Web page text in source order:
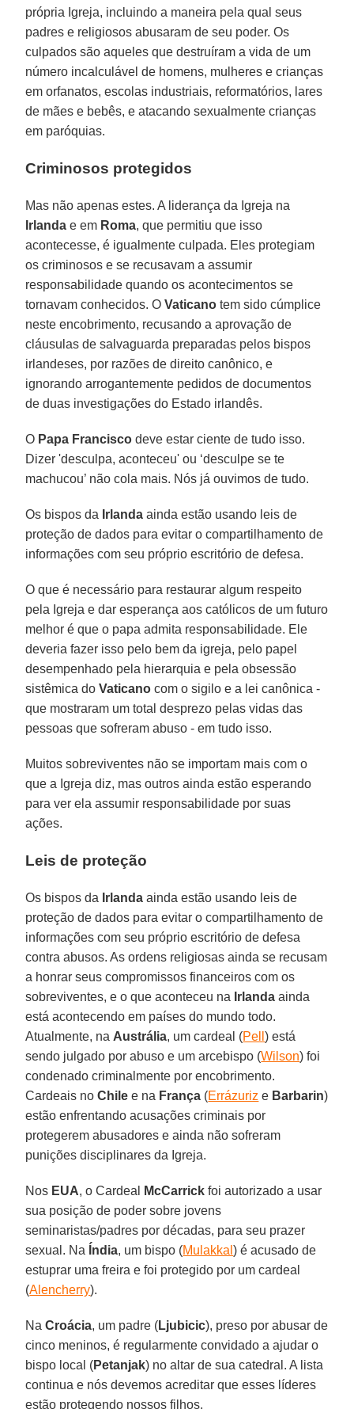
própria Igreja, incluindo a maneira pela qual seus
padres e religiosos abusaram de seu poder. Os
culpados são aqueles que destruíram a vida de um
número incalculável de homens, mulheres e crianças
em orfanatos, escolas industriais, reformatórios, lares
de mães e bebês, e atacando sexualmente crianças
em paróquias.
Criminosos protegidos
Mas não apenas estes. A liderança da Igreja na
Irlanda e em Roma, que permitiu que isso
acontecesse, é igualmente culpada. Eles protegiam
os criminosos e se recusavam a assumir
responsabilidade quando os acontecimentos se
tornavam conhecidos. OVaticano tem sido cúmplice
neste encobrimento, recusando a aprovação de
cláusulas de salvaguarda preparadas pelos bispos
irlandeses, por razões de direito canônico, e
ignorando arrogantemente pedidos de documentos
de duas investigações do Estado irlandês.
O Papa Francisco deve estar ciente de tudo isso.
Dizer 'desculpa, aconteceu' ou ‘desculpe se te
machucou’ não cola mais. Nós já ouvimos de tudo.
Os bispos da Irlanda ainda estão usando leis de
proteção de dados para evitar o compartilhamento de
informações com seu próprio escritório de defesa.
O que é necessário para restaurar algum respeito
pela Igreja e dar esperança aos católicos de um futuro
melhor é que o papa admita responsabilidade. Ele
deveria fazer isso pelo bem da igreja, pelo papel
desempenhado pela hierarquia e pela obsessão
sistêmica doVaticano com o sigilo e a lei canônica -
que mostraram um total desprezo pelas vidas das
pessoas que sofreram abuso - em tudo isso.
Muitos sobreviventes não se importam mais com o
que a Igreja diz, mas outros ainda estão esperando
para ver ela assumir responsabilidade por suas
ações.
Leis de proteção
Os bispos da Irlanda ainda estão usando leis de
proteção de dados para evitar o compartilhamento de
informações com seu próprio escritório de defesa
contra abusos. As ordens religiosas ainda se recusam
a honrar seus compromissos financeiros com os
sobreviventes, e o que aconteceu na Irlanda ainda
está acontecendo em países do mundo todo.
Atualmente, na Austrália, um cardeal (Pell) está
sendo julgado por abuso e um arcebispo (Wilson) foi
condenado criminalmente por encobrimento.
Cardeais noChile e na França (Errázuriz e Barbarin)
estão enfrentando acusações criminais por
protegerem abusadores e ainda não sofreram
punições disciplinares da Igreja.
Nos EUA, o Cardeal McCarrick foi autorizado a usar
sua posição de poder sobre jovens
seminaristas/padres por décadas, para seu prazer
sexual. Na Índia, um bispo (Mulakkal) é acusado de
estuprar uma freira e foi protegido por um cardeal
(Alencherry).
NaCroácia, um padre (Ljubicic), preso por abusar de
cinco meninos, é regularmente convidado a ajudar o
bispo local (Petanjak) no altar de sua catedral. A lista
continua e nós devemos acreditar que esses líderes
estão protegendo nossos filhos.